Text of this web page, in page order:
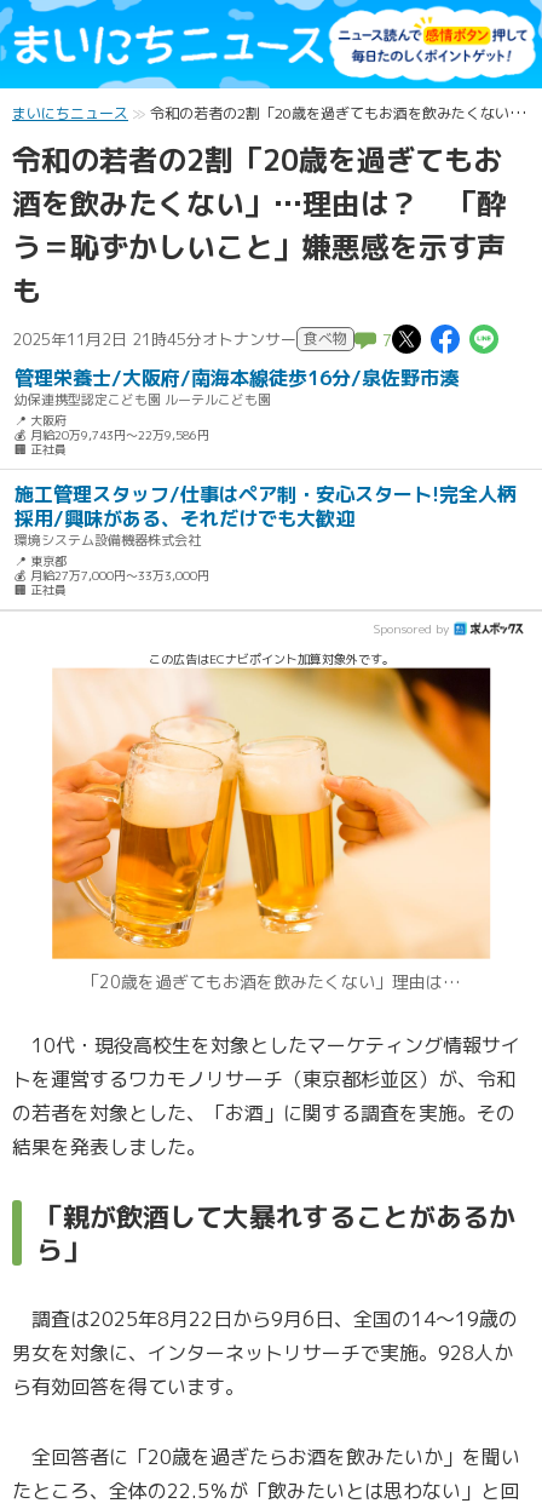
まいにちニュース 令和の若者の2割「20歳を過ぎてもお酒を飲みたくない」…理由は？ 「酔う＝恥ずかしいこと」嫌悪感を示す声も
令和の若者の2割「20歳を過ぎてもお
酒を飲みたくない」…理由は？ 「酔
う＝恥ずかしいこと」嫌悪感を示す声
も
2025年11月2日 21時45分オトナンサー 食べ物 7 この記
この
管理栄養士/大阪府/南海本線徒歩16分/泉佐野市湊
幼保連携型認定こども園 ルーテルこども園
📍 大阪府
💰 月給20万9,743円～22万9,586円
🏢 正社員
施工管理スタッフ/仕事はペア制・安心スタート!完全人柄
採用/興味がある、それだけでも大歓迎
環境システム設備機器株式会社
📍 東京都
💰 月給27万7,000円～33万3,000円
🏢 正社員
Sponsored by
この広告はECナビポイント加算対象外です。
「20歳を過ぎてもお酒を飲みたくない」理由は…
10代・現役高校生を対象としたマーケティング情報サイ
トを運営するワカモノリサーチ（東京都杉並区）が、令和
の若者を対象とした、「お酒」に関する調査を実施。その
結果を発表しました。
「親が飲酒して大暴れすることがあるか
ら」
調査は2025年8月22日から9月6日、全国の14〜19歳の
男女を対象に、インターネットリサーチで実施。928人か
ら有効回答を得ています。
全回答者に「20歳を過ぎたらお酒を飲みたいか」を聞い
たところ、全体の22.5％が「飲みたいとは思わない」と回